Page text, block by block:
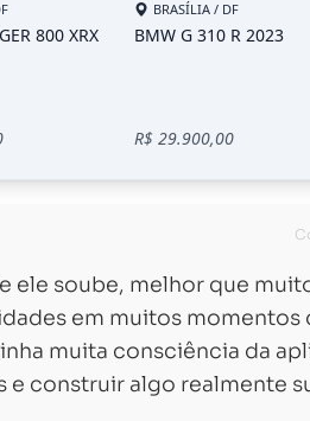
ele soube, melhor que
em muitos momentos
muita consciência da
e construir algo realmente